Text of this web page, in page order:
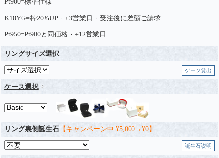
Pt900=標準仕様
K18YG=枠20%UP・+3営業日・受注後に差額ご請求
Pt950=Pt900と同価格・+12営業日
リングサイズ選択
ゲージ貸出
ケース選択
リング裏側誕生石【キャンペーン中 ¥5,000→¥0】
誕生石説明